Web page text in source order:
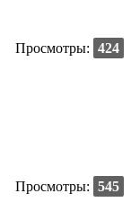
Просмотры: 424
Просмотры: 545